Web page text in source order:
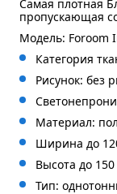
Самая плотная
пропускающая
Модель: Foroom
Категория
Рисунок: без
Материал:
Ширина до
Высота до
Тип: